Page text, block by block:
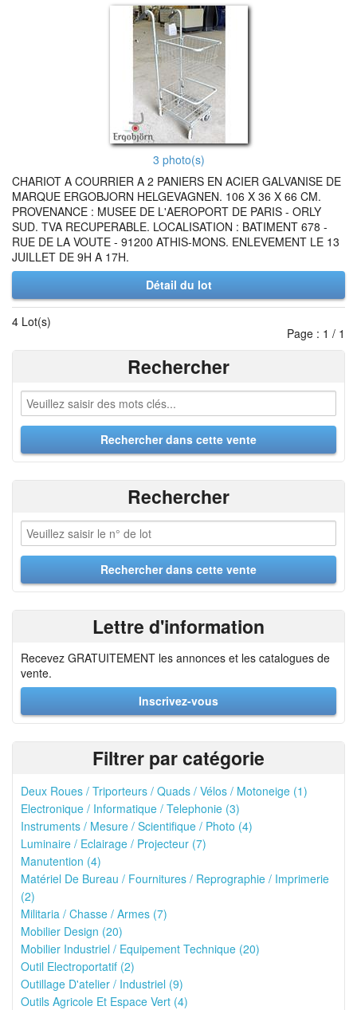
3 photo(s)
CHARIOT A COURRIER A 2 PANIERS EN ACIER GALVANISE DE
MARQUE ERGOBJORN HELGEVAGNEN. 106 X 36 X 66 CM.
PROVENANCE : MUSEE DE L'AEROPORT DE PARIS - ORLY
SUD. TVA RECUPERABLE. LOCALISATION : BATIMENT 678 -
RUE DE LA VOUTE - 91200 ATHIS-MONS. ENLEVEMENT LE 13
JUILLET DE 9H A 17H.
Détail du lot
4 Lot(s)
Page : 1 / 1
Rechercher
Rechercher
Lettre d'information
Recevez GRATUITEMENT les annonces et les catalogues de
vente.
Inscrivez-vous
Filtrer par catégorie
Deux Roues / Triporteurs / Quads / Vélos / Motoneige (1)
Electronique / Informatique / Telephonie (3)
Instruments / Mesure / Scientifique / Photo (4)
Luminaire / Eclairage / Projecteur (7)
Manutention (4)
Matériel De Bureau / Fournitures / Reprographie / Imprimerie
(2)
Militaria / Chasse / Armes (7)
Mobilier Design (20)
Mobilier Industriel / Equipement Technique (20)
Outil Electroportatif (2)
Outillage D'atelier / Industriel (9)
Outils Agricole Et Espace Vert (4)